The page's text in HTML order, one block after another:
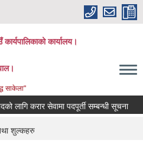
कार्यालय।
साकेला"
करार सेवामा पदपूर्ती सम्बन्धी सूचना
शुल्कहरु